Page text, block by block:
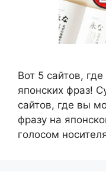
Вот 5 сайтов,
японских фраз!
сайтов, где вы
фразу на
голосом